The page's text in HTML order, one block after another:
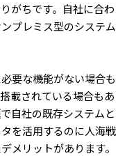
がちです。自社に合わ
プレミス型のシステム
要な機能がない場合も
載されている場合もあ
自社の既存システムと
を活用するのに人海戦
メリットがあります。